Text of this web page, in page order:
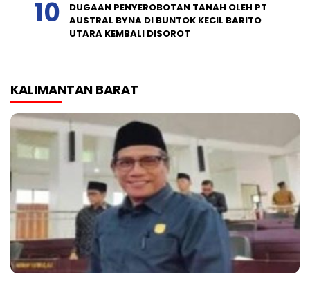
DUGAAN PENYEROBOTAN TANAH OLEH PT
AUSTRAL BYNA DI BUNTOK KECIL BARITO
UTARA KEMBALI DISOROT
KALIMANTAN BARAT